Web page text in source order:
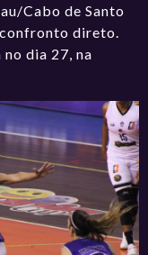
Cabo de Santo
direto.
dia 27, na